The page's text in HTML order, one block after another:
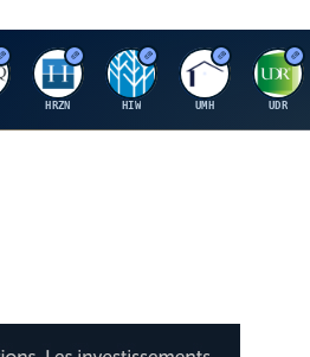
H
HRZN
H
HIW
U
UMH
U
UDR